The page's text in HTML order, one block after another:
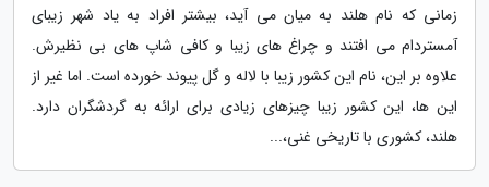
زمانی که نام هلند به میان می آید، بیشتر افراد به یاد شهر زیبای
آمستردام می افتند و چراغ های زیبا و کافی شاپ های بی نظیرش.
علاوه بر این، نام این کشور زیبا با لاله و گل پیوند خورده است. اما غیر از
این ها، این کشور زیبا چیزهای زیادی برای ارائه به گردشگران دارد.
هلند، کشوری با تاریخی غنی،...